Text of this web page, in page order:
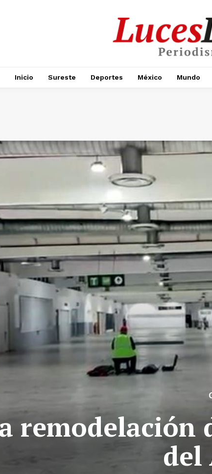
Inicio Sureste Deportes México Mundo
remodelación
del